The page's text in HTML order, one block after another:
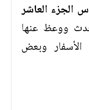
الجزء العاشر
ووعظ عنها
وبعض